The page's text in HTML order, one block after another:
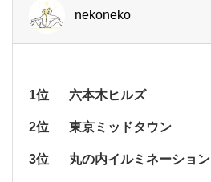
ぱ
り
れ
た
都
な
エ
リ
ア
で
、
nekoneko
1位 六本木ヒルズ
2位 東京ミッドタウン
3位 丸の内イルミネーション